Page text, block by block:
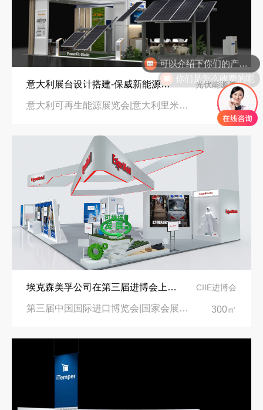
意大利展台设计搭建-保威新能源在意大利里米尼会展中心推出最新产品-中励展览设计策划公司 光伏能源展
意大利可再生能源展览会|意大利里米尼会展中心 96㎡
埃克森美孚公司在第三届进博会上展示非凡的展台搭建设计 CIIE进博会
第三届中国国际进口博览会|国家会展中心 300㎡
你们是怎么收费的呢